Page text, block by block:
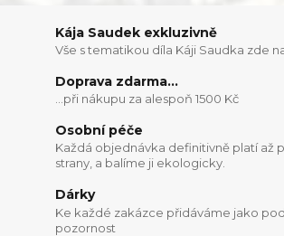
Kája Saudek exkluzivně
Vše s tematikou díla Káji Saudka zde
Doprava zdarma...
...při nákupu za alespoň 1500 Kč
Osobní péče
Každá objednávka definitivně platí až
strany, a balíme ji ekologicky.
Dárky
Ke každé zakázce přidáváme jako
pozornost